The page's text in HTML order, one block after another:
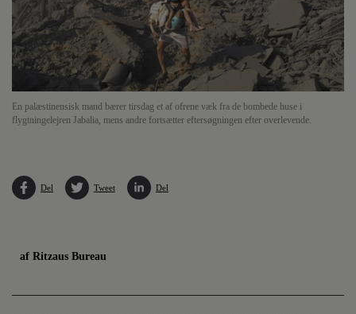
En palæstinensisk mand bærer tirsdag et af ofrene væk fra de bombede huse i
flygtningelejren Jabalia, mens andre fortsætter eftersøgningen efter overlevende.
Del Tweet Del
af Ritzaus Bureau